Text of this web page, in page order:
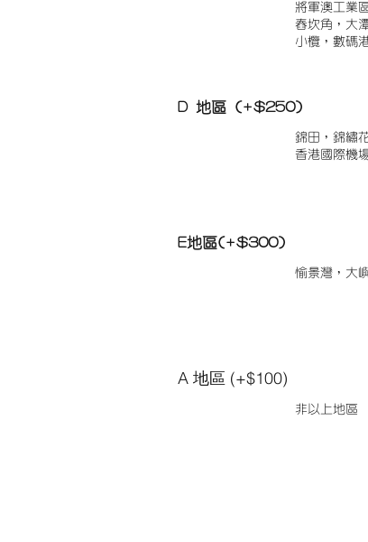
將軍澳工業
舂坎角，大
小欖，數碼
D 地區 (+$250)
錦田，錦繡
香港國際機
E地區(+$300)
愉景灣，大
A 地區 (+$100)
非以上地區